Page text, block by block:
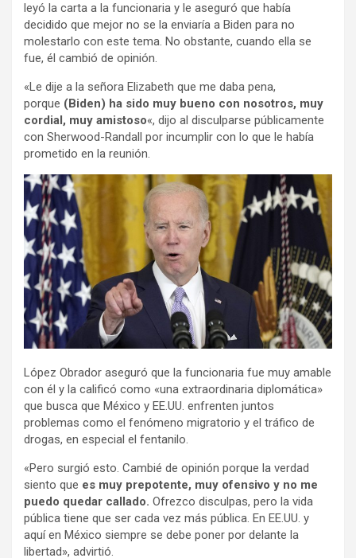
leyó la carta a la funcionaria y le aseguró que había
decidido que mejor no se la enviaría a Biden para no
molestarlo con este tema. No obstante, cuando ella se
fue, él cambió de opinión.
«Le dije a la señora Elizabeth que me daba pena,
porque (Biden) ha sido muy bueno con nosotros, muy
cordial, muy amistoso«, dijo al disculparse públicamente
con Sherwood-Randall por incumplir con lo que le había
prometido en la reunión.
López Obrador aseguró que la funcionaria fue muy amable
con él y la calificó como «una extraordinaria diplomática»
que busca que México y EE.UU. enfrenten juntos
problemas como el fenómeno migratorio y el tráfico de
drogas, en especial el fentanilo.
«Pero surgió esto. Cambié de opinión porque la verdad
siento que es muy prepotente, muy ofensivo y no me
puedo quedar callado. Ofrezco disculpas, pero la vida
pública tiene que ser cada vez más pública. En EE.UU. y
aquí en México siempre se debe poner por delante la
libertad», advirtió.